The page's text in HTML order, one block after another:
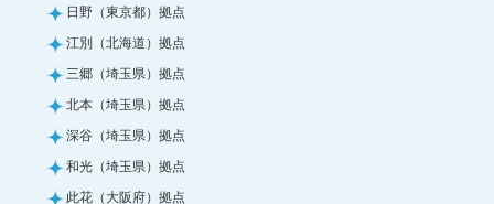
日野（東京都）拠点
江別（北海道）拠点
三郷（埼玉県）拠点
北本（埼玉県）拠点
深谷（埼玉県）拠点
和光（埼玉県）拠点
此花（大阪府）拠点